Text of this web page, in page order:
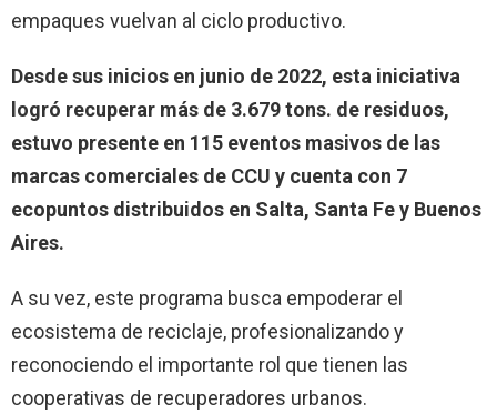
empaques vuelvan al ciclo productivo.
Desde sus inicios en junio de 2022, esta iniciativa
logró recuperar más de 3.679 tons. de residuos,
estuvo presente en 115 eventos masivos de las
marcas comerciales de CCU y cuenta con 7
ecopuntos distribuidos en Salta, Santa Fe y Buenos
Aires.
A su vez, este programa busca empoderar el
ecosistema de reciclaje, profesionalizando y
reconociendo el importante rol que tienen las
cooperativas de recuperadores urbanos.